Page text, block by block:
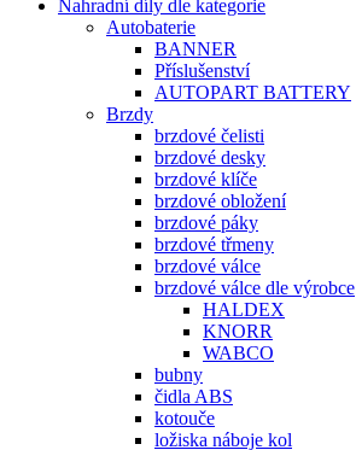
Nahradní díly dle kategorie
Autobaterie
BANNER
Příslušenství
AUTOPART BATTERY
Brzdy
brzdové čelisti
brzdové desky
brzdové klíče
brzdové obložení
brzdové páky
brzdové třmeny
brzdové válce
brzdové válce dle výrobce
HALDEX
KNORR
WABCO
bubny
čidla ABS
kotouče
ložiska náboje kol